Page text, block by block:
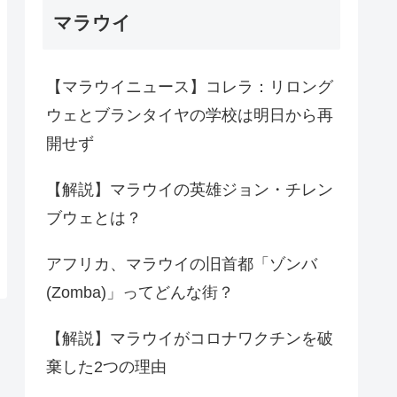
マラウイ
【マラウイニュース】コレラ：リロング
ウェとブランタイヤの学校は明日から再
開せず
【解説】マラウイの英雄ジョン・チレン
ブウェとは？
アフリカ、マラウイの旧首都「ゾンバ
(Zomba)」ってどんな街？
【解説】マラウイがコロナワクチンを破
棄した2つの理由